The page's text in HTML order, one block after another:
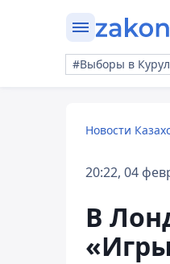
#Выборы в
Новости
20:22, 04
В